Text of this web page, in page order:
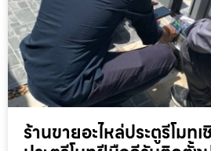
ร้านขายอะไหล่ประตูรีโมท